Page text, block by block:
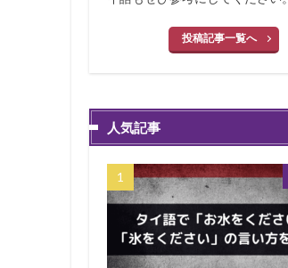
投稿記事一覧へ
人気記事